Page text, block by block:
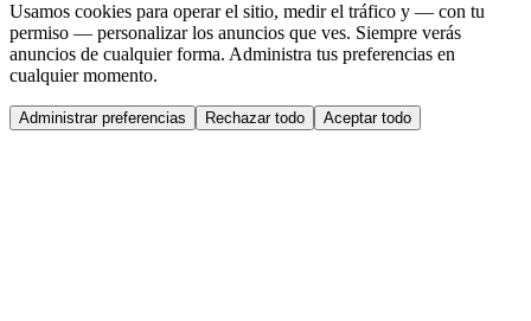
Usamos cookies para operar el sitio, medir el tráfico y — con tu
permiso — personalizar los anuncios que ves. Siempre verás
anuncios de cualquier forma. Administra tus preferencias en
cualquier momento.
Administrar preferencias Rechazar todo Aceptar todo